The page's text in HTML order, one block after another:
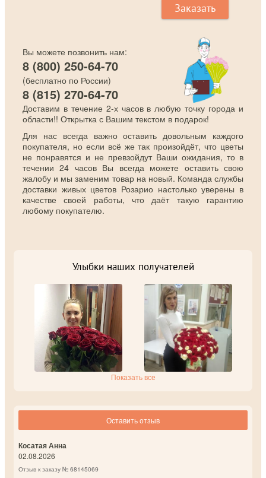
Заказать
Вы можете позвонить нам:
8 (800) 250-64-70
(бесплатно по России)
8 (815) 270-64-70
Доставим в течение 2-х часов в любую точку города и
области!! Открытка с Вашим текстом в подарок!
Для нас всегда важно оставить довольным каждого
покупателя, но если всё же так произойдёт, что цветы
не понравятся и не превзойдут Ваши ожидания, то в
течении 24 часов Вы всегда можете оставить свою
жалобу и мы заменим товар на новый. Команда службы
доставки живых цветов Розарио настолько уверены в
качестве своей работы, что даёт такую гарантию
любому покупателю.
Улыбки наших получателей
Показать все
Оставить отзыв
Косатая Анна
02.08.2026
Отзыв к заказу № 68145069